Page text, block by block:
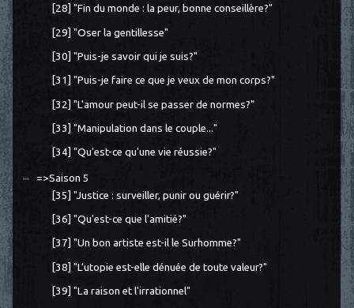
[28] "Fin du monde : la peur, bonne conseillère?"
[29] "Oser la gentillesse"
[30] "Puis-je savoir qui je suis?"
[31] "Puis-je faire ce que je veux de mon corps?"
[32] "L'amour peut-il se passer de normes?"
[33] "Manipulation dans le couple..."
[34] "Qu'est-ce qu'une vie réussie?"
=>Saison 5
[35] "Justice : surveiller, punir ou guérir?"
[36] "Qu'est-ce que l'amitié?"
[37] "Un bon artiste est-il le Surhomme?"
[38] "L’utopie est-elle dénuée de toute valeur?"
[39] "La raison et l'irrationnel"